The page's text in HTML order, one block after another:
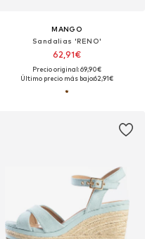
MANGO
Sandalias 'RENO'
62,91€
Precio original: 69,90€
Último precio más bajo:62,91€